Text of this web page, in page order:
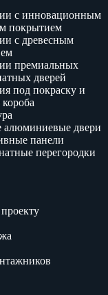
с инновационным
покрытием
с древесным
премиальных
дверей
под покраску и
алюминиевые двери
панели
перегородки